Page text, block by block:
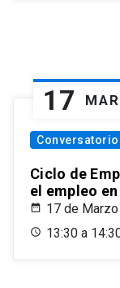
17 MAR
Conversatorio
Ciclo de
el empleo en
17 de
13:30 a